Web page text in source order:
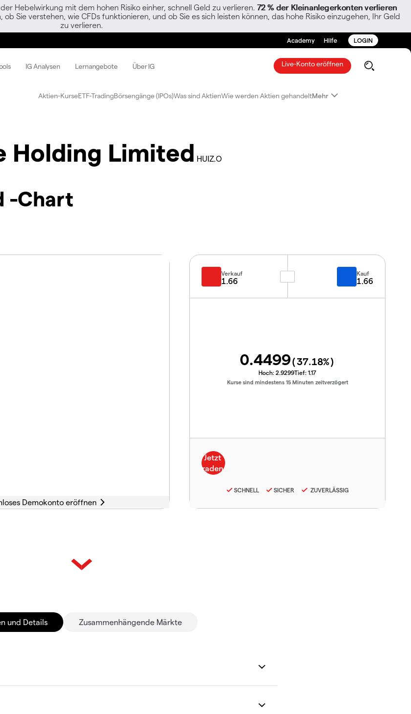
Hebelwirkung mit dem hohen Risiko einher, schnell Geld zu verlieren. 72 % der Kleinanlegerkonten verlieren
ob Sie verstehen, wie CFDs funktionieren, und ob Sie es sich leisten können, das hohe Risiko einzugehen, Ihr Geld
zu verlieren.
Academy Hilfe LOGIN
IG Analysen Lernangebote Über IG Live-Konto eröffnen
Aktien-KurseETF-TradingBörsengänge (IPOs)Was sind AktienWie werden Aktien gehandeltMehr
Holding Limited HUIZ.O
-Chart
Verkauf
1.66
Kauf
1.66
0.4499(37.18%)
Hoch: 2.9299Tief: 1.17
Kurse sind mindestens 15 Minuten zeitverzögert
SCHNELL SICHER ZUVERLÄSSIG
und Details Zusammenhängende Märkte